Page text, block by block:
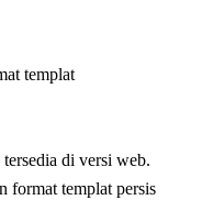
templat
di versi web.
format templat persis